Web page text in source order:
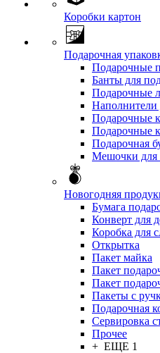
Коробки картон
Подарочная
Подарочные
Банты для
Подарочные
Наполнители
Подарочные
Подарочные
Подарочная
Мешочки для
Новогодняя
Бумага
Конверт для
Коробка для
Открытка
Пакет майка
Пакет
Пакет
Пакеты с
Подарочная
Сервировка
Прочее
+ ЕЩЕ 1